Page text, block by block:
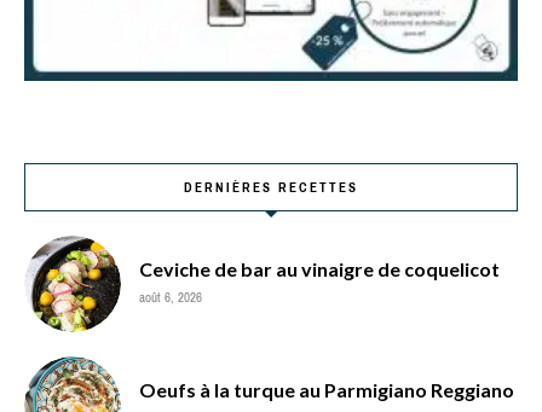
DERNIÈRES RECETTES
Ceviche de bar au vinaigre de coquelicot
août 6, 2026
Oeufs à la turque au Parmigiano Reggiano